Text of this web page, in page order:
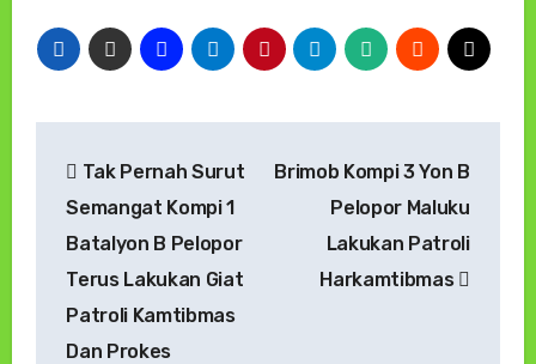
pos
Tak Pernah Surut
Semangat Kompi 1
Batalyon B Pelopor
Terus Lakukan Giat
Patroli Kamtibmas
Dan Prokes
Brimob Kompi 3 Yon B
Pelopor Maluku
Lakukan Patroli
Harkamtibmas